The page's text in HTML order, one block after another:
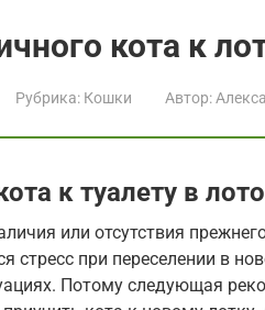
кота к
Рубрика: Кошки Автор:
к туалету в
или отсутствия
стресс при переселении в
Потому следующая